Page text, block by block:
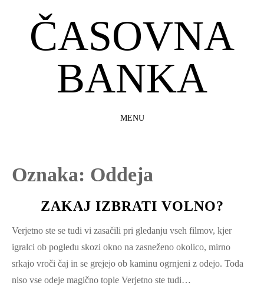
ČASOVNA
BANKA
MENU
CONTENT
Oznaka: Oddeja
ZAKAJ IZBRATI VOLNO?
Verjetno ste se tudi vi zasačili pri gledanju vseh filmov, kjer
igralci ob pogledu skozi okno na zasneženo okolico, mirno
srkajo vroči čaj in se grejejo ob kaminu ogrnjeni z odejo. Toda
niso vse odeje magično tople Verjetno ste tudi…